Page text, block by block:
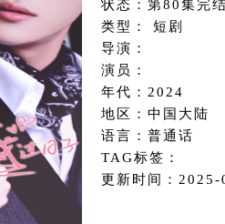
状态：第80集完
类型： 短剧
导演：
演员：
年代：2024
地区：中国大陆
语言：普通话
TAG标签：
更新时间：